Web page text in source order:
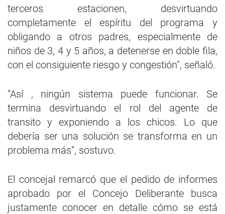
terceros estacionen, desvirtuando
completamente el espíritu del programa y
obligando a otros padres, especialmente de
niños de 3, 4 y 5 años, a detenerse en doble fila,
con el consiguiente riesgo y congestión", señaló.
“Así , ningún sistema puede funcionar. Se
termina desvirtuando el rol del agente de
transito y exponiendo a los chicos. Lo que
debería ser una solución se transforma en un
problema más”, sostuvo.
El concejal remarcó que el pedido de informes
aprobado por el Concejo Deliberante busca
justamente conocer en detalle cómo se está